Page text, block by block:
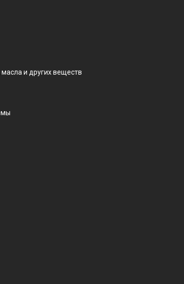
и других веществ